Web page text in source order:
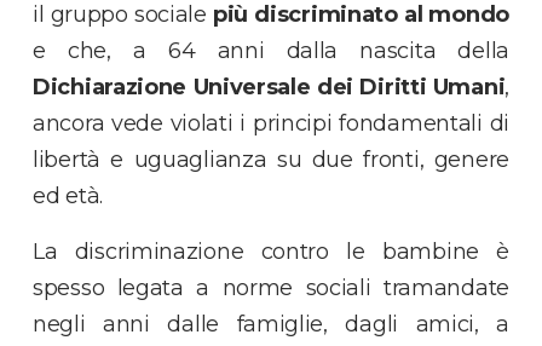
il gruppo sociale più discriminato al mondo
e che, a 64 anni dalla nascita della
Dichiarazione Universale dei Diritti Umani,
ancora vede violati i principi fondamentali di
libertà e uguaglianza su due fronti, genere
ed età.
La discriminazione contro le bambine è
spesso legata a norme sociali tramandate
negli anni dalle famiglie, dagli amici, a